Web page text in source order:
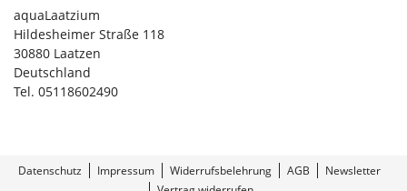
aquaLaatzium
Hildesheimer Straße 118
30880 Laatzen
Deutschland
Tel. 05118602490
Datenschutz Impressum Widerrufsbelehrung AGB
Newsletter